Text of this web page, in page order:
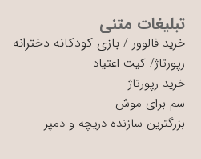
تبلیغات متنی
خرید فالوور / بازی کودکانه دخترانه
رپورتاژ/ کیت اعتیاد
خرید رپورتاژ
سم برای موش
بزرگترین سازنده دریچه و دمپر